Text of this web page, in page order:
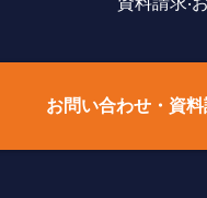
お問い合わせ・資